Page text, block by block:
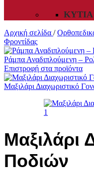
Αρχική σελίδα /
Φροντίδας
Ράμπα Αναδιπλούμενη –
Επιστροφή στα προϊόντα
Μαξιλάρι Διαχωριστικό
Μαξιλάρι
Ποδιών